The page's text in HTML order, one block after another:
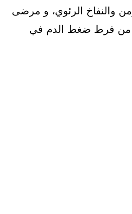
والنفاخ الرئوي، و مرضى
من فرط ضغط الدم في